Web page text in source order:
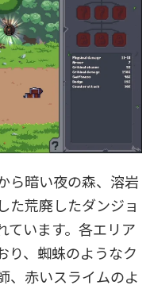
ら暗い夜の森、溶岩
た荒廃したダンジョ
ています。各エリア
り、蜘蛛のようなク
、赤いスライムのよ